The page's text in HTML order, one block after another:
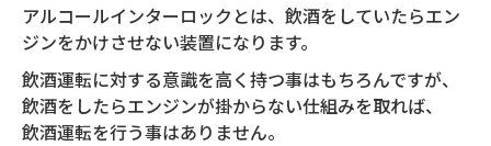
アルコールインターロックとは、飲酒をしていたらエン
ジンをかけさせない装置になります。
飲酒運転に対する意識を高く持つ事はもちろんですが、
飲酒をしたらエンジンが掛からない仕組みを取れば、
飲酒運転を行う事はありません。